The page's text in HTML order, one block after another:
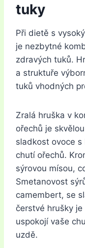
tuky
Při dietě s
je nezbytné
zdravých tuků.
a struktuře
tuků vhodných
Zralá hruška v
ořechů je
sladkost ovoce
chutí ořechů.
sýrovou mísou,
Smetanovost
camembert, se
čerstvé hrušky
uspokojí vaše
uzdě.